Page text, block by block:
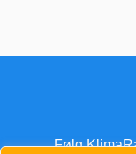
Følg